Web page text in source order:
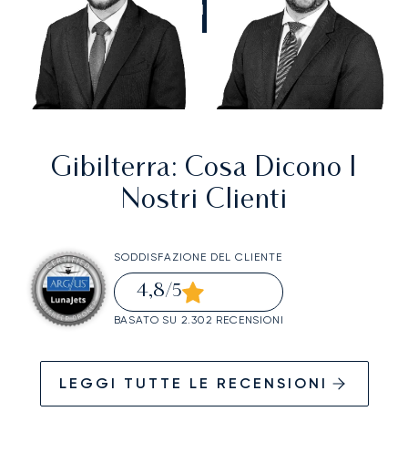
CHIAMATECI
Gibilterra: Cosa Dicono I
Nostri Clienti
SODDISFAZIONE DEL CLIENTE
4,8/5
BASATO SU 2.302 RECENSIONI
LEGGI TUTTE LE RECENSIONI